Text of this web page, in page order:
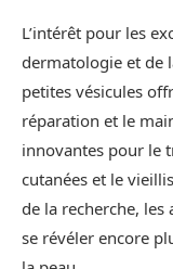
L’intérêt pour les
dermatologie et de
petites vésicules
réparation et le
innovantes pour le
cutanées et le
de la recherche,
se révéler encore